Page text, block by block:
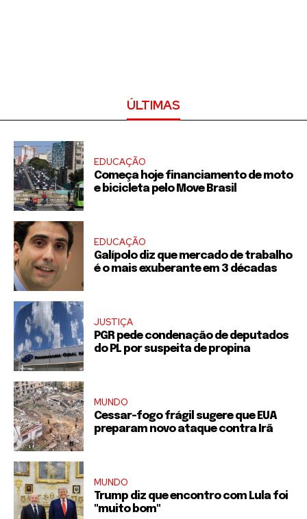
ÚLTIMAS
EDUCAÇÃO
Começa hoje financiamento de moto
e bicicleta pelo Move Brasil
EDUCAÇÃO
Galípolo diz que mercado de trabalho
é o mais exuberante em 3 décadas
JUSTIÇA
PGR pede condenação de deputados
do PL por suspeita de propina
MUNDO
Cessar-fogo frágil sugere que EUA
preparam novo ataque contra Irã
MUNDO
Trump diz que encontro com Lula foi
"muito bom"